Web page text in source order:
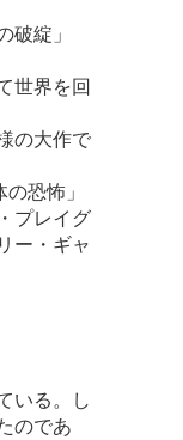
綻」
世界を回
の大作で
恐怖」
プレイグ
ー・ギャ
いる。し
のであ